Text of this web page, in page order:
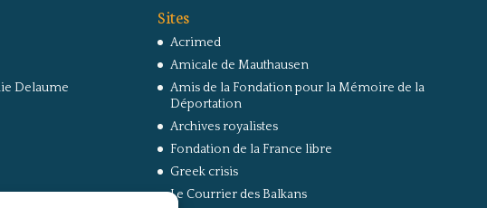
Delaume
Sites
Acrimed
Amicale de Mauthausen
Amis de la Fondation pour la Mémoire de la
Déportation
Archives royalistes
Fondation de la France libre
Greek crisis
Le Courrier des Balkans